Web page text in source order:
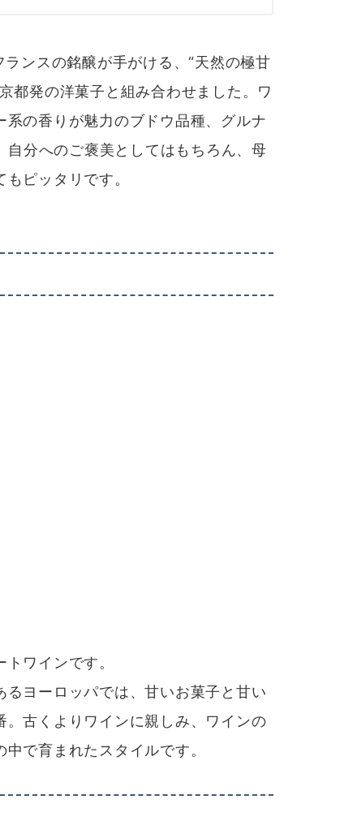
ンスの銘醸が手がける、“天然の極甘
都発の洋菓子と組み合わせました。ワ
系の香りが魅力のブドウ品種、グルナ
自分へのご褒美としてはもちろん、母
ピッタリです。
ワインです。
ヨーロッパでは、甘いお菓子と甘い
古くよりワインに親しみ、ワインの
で育まれたスタイルです。